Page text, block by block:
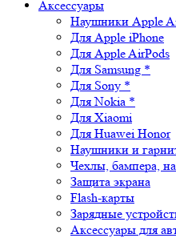
Аксессуары
Наушники Apple
Для Apple iPhone
Для Apple AirPods
Для Samsung *
Для Sony *
Для Nokia *
Для Xiaomi
Для Huawei Honor
Наушники и
Чехлы, бампера,
Защита экрана
Flash-карты
Зарядные
Аксессуары для